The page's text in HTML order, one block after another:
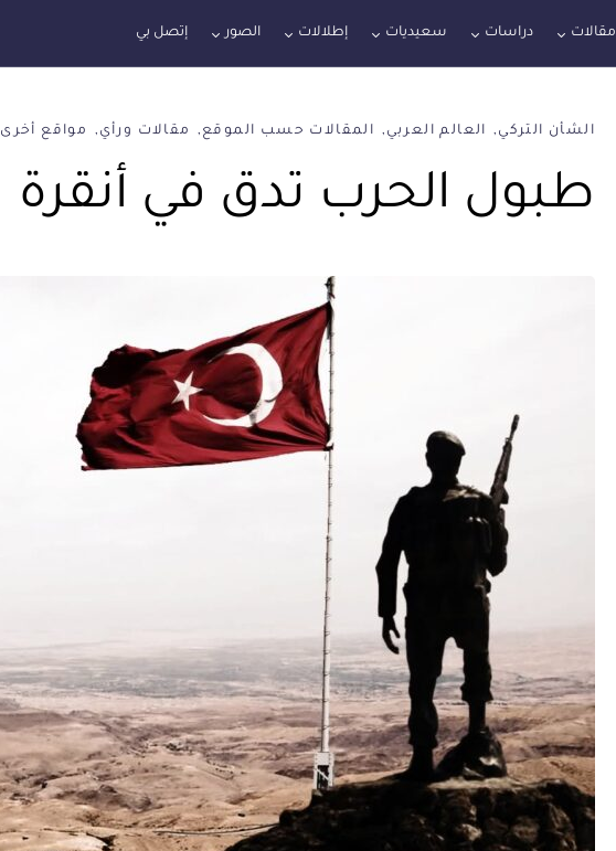
مقالات دراسات سعيديات إطلالات الصور إتصل بي
الشأن التركي العالم العربي المقالات حسب الموقع مقالات ورأي مواقع أخرى
طبول الحرب تدق في أنقرة